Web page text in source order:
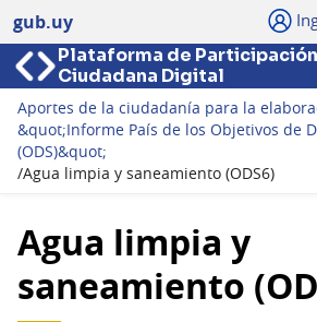
gub.uy
Plataforma de Participación
Ciudadana Digital
Aportes de la ciudadanía para la
&quot;Informe País de los Objetivos de
(ODS)&quot;
/Agua limpia y saneamiento (ODS6)
Agua limpia y
saneamiento